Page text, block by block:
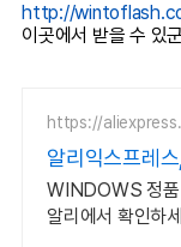
http://
이곳에서 받을 수 있
https://
알리익스프레
Windows 알리
WINDOWS 정품
알리에서 확인하